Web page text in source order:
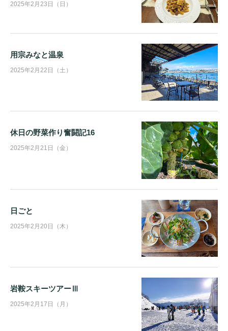
2025年2月23日（日）
用宗みなと温泉
2025年2月22日（土）
休日の野菜作り奮闘記16
2025年2月21日（金）
日ごと
2025年2月20日（木）
岩鞍スキーツアーⅢ
2025年2月17日（月）